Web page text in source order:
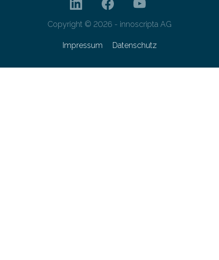
Copyright © 2026 - innoscripta AG
Impressum Datenschutz